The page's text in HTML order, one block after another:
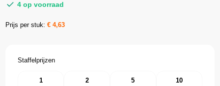
4 op voorraad
Prijs per stuk:€4,63
Staffelprijzen
1 2 5 10